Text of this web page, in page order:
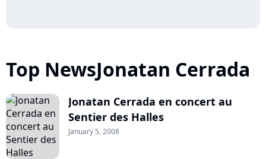
Top NewsJonatan Cerrada
Jonatan Cerrada en concert au
Sentier des Halles
January 5, 2008